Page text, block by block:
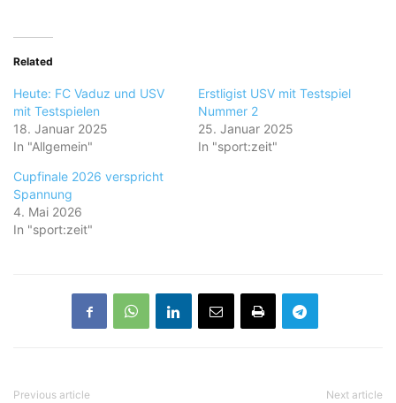
Related
Heute: FC Vaduz und USV
mit Testspielen
18. Januar 2025
In "Allgemein"
Erstligist USV mit Testspiel
Nummer 2
25. Januar 2025
In "sport:zeit"
Cupfinale 2026 verspricht
Spannung
4. Mai 2026
In "sport:zeit"
Previous article Next article